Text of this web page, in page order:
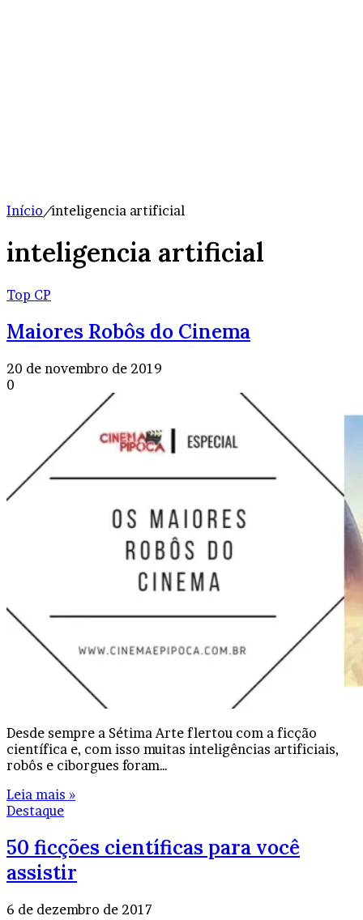
Início/inteligencia artificial
inteligencia artificial
Top CP
Maiores Robôs do Cinema
20 de novembro de 2019
0
Desde sempre a Sétima Arte flertou com a ficção
científica e, com isso muitas inteligências artificiais,
robôs e ciborgues foram…
Leia mais »
Destaque
50 ficções científicas para você
assistir
6 de dezembro de 2017